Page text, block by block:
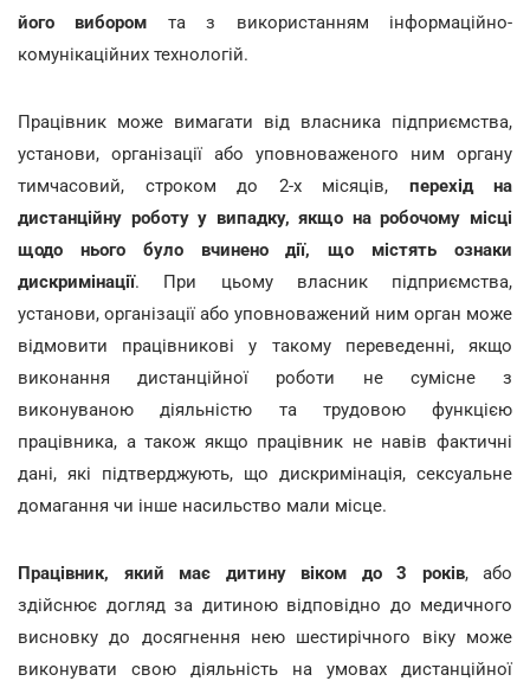
його вибором та з використанням інформаційно-
комунікаційних технологій.
Працівник може вимагати від власника підприємства,
установи, організації або уповноваженого ним органу
тимчасовий, строком до 2-х місяців, перехід на
дистанційну роботу у випадку, якщо на робочому місці
щодо нього було вчинено дії, що містять ознаки
дискримінації. При цьому власник підприємства,
установи, організації або уповноважений ним орган може
відмовити працівникові у такому переведенні, якщо
виконання дистанційної роботи не сумісне з
виконуваною діяльністю та трудовою функцією
працівника, а також якщо працівник не навів фактичні
дані, які підтверджують, що дискримінація, сексуальне
домагання чи інше насильство мали місце.
Працівник, який має дитину віком до 3 років, або
здійснює догляд за дитиною відповідно до медичного
висновку до досягнення нею шестирічного віку може
виконувати свою діяльність на умовах дистанційної